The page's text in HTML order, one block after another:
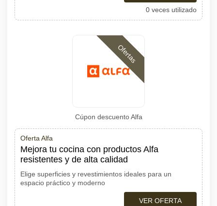
0 veces utilizado
Ofertas
Cúpon descuento Alfa
Oferta Alfa
Mejora tu cocina con productos Alfa
resistentes y de alta calidad
Elige superficies y revestimientos ideales para un
espacio práctico y moderno
VER OFERTA